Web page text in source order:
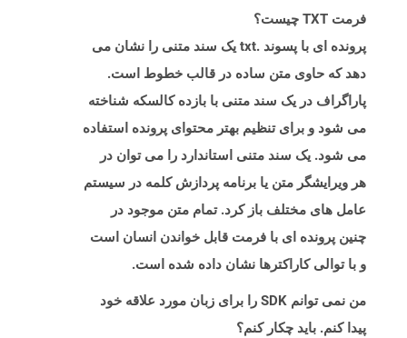
فرمت TXT چیست؟
پرونده ای با پسوند .txt یک سند متنی را نشان می
دهد که حاوی متن ساده در قالب خطوط است.
پاراگراف در یک سند متنی با بازده کالسکه شناخته
می شود و برای تنظیم بهتر محتوای پرونده استفاده
می شود. یک سند متنی استاندارد را می توان در
هر ویرایشگر متن یا برنامه پردازش کلمه در سیستم
عامل های مختلف باز کرد. تمام متن موجود در
چنین پرونده ای با فرمت قابل خواندن انسان است
و با توالی کاراکترها نشان داده شده است.
من نمی توانم SDK را برای زبان مورد علاقه خود
پیدا کنم. باید چکار کنم؟